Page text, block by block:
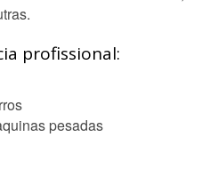
profissional:
pesadas